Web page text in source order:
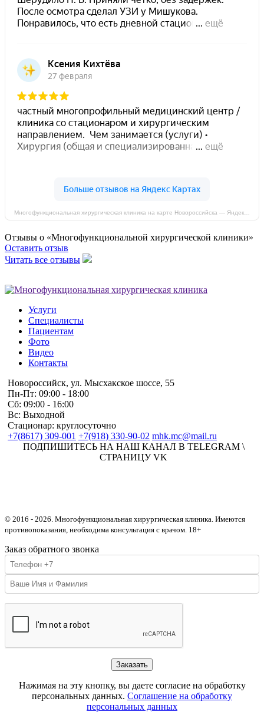
Отзывы о «Многофункциональной хирургической клиники»
Оставить отзыв
Читать все отзывы
Услуги
Специалисты
Пациентам
Фото
Видео
Контакты
Новороссийск, ул. Мысхакское шоссе, 55
Пн-Пт: 09:00 - 18:00
Сб: 09:00 - 16:00
Вс: Выходной
Стационар: круглосуточно
+7(8617) 309-001 +7(918) 330-90-02 mhk.mc@mail.ru
ПОДПИШИТЕСЬ НА НАШ КАНАЛ В TELEGRAM \
СТРАНИЦУ VK
© 2016 - 2026. Многофункциональная хирургическая клиника. Имеются
противопоказания, необходима консультация с врачом. 18+
Заказ обратного звонка
Нажимая на эту кнопку, вы даете согласие на обработку
персональных данных. Соглашение на обработку
персональных данных